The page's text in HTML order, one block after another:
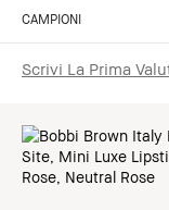
CAMPIONI
Scrivi La Prima